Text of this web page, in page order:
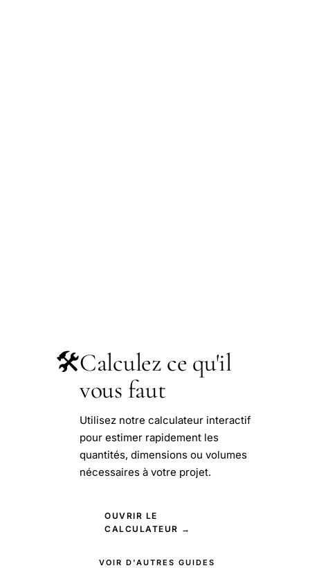
🛠️Calculez ce qu'il
vous faut
Utilisez notre calculateur interactif
pour estimer rapidement les
quantités, dimensions ou volumes
nécessaires à votre projet.
OUVRIR LE
CALCULATEUR →
VOIR D'AUTRES GUIDES